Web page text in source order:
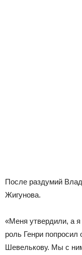
После раздумий
Жигунова.
«Меня утвердили, а я
роль Генри
Шевелькову. Мы с